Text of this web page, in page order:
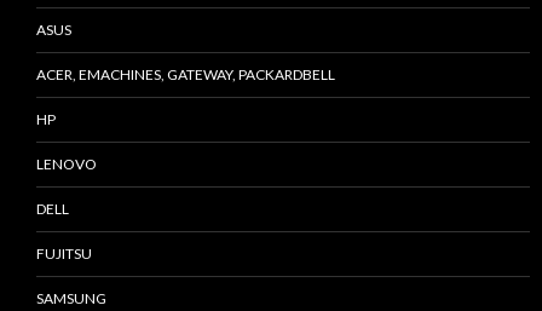
ASUS
ACER, EMACHINES, GATEWAY, PACKARDBELL
HP
LENOVO
DELL
FUJITSU
SAMSUNG